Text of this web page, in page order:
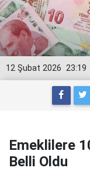
23:19
12 Şubat 2026
Emeklilere
Belli Oldu